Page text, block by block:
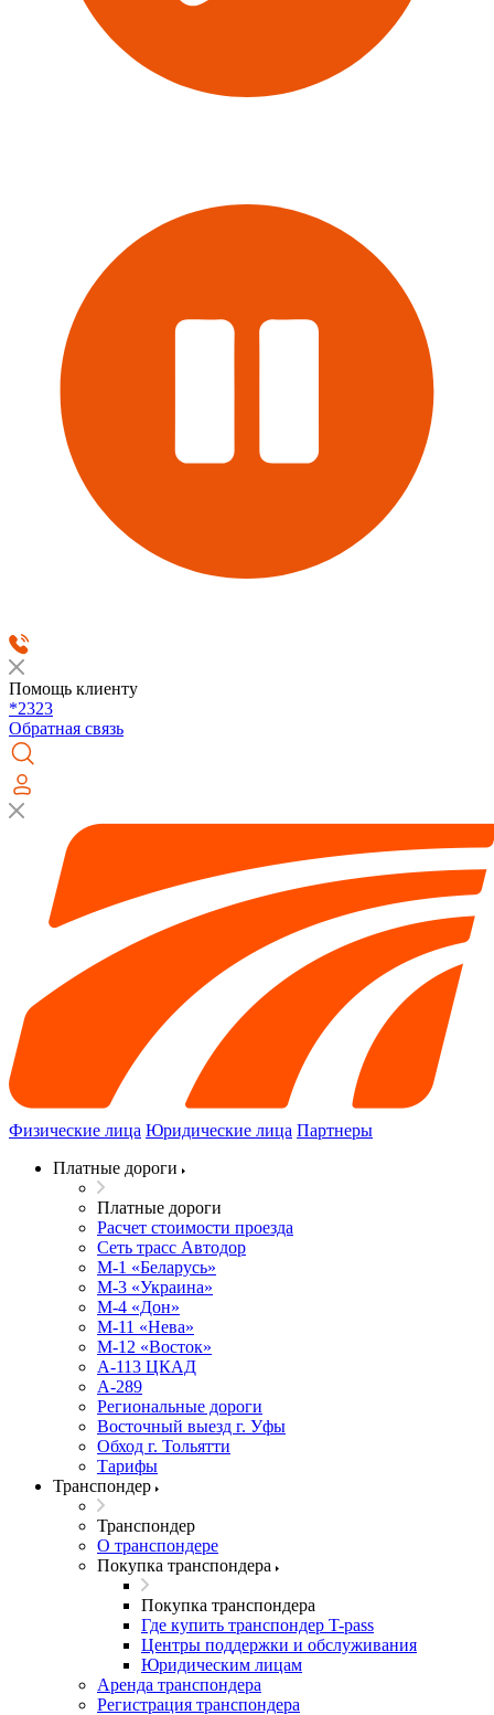
Помощь клиенту
*2323
Обратная связь
Физические лица Юридические лица Партнеры
Платные дороги
Платные дороги
Расчет стоимости проезда
Сеть трасс Автодор
М-1 «Беларусь»
М-3 «Украина»
М-4 «Дон»
М-11 «Нева»
М-12 «Восток»
А-113 ЦКАД
А-289
Региональные дороги
Восточный выезд г. Уфы
Обход г. Тольятти
Тарифы
Транспондер
Транспондер
О транспондере
Покупка транспондера
Покупка транспондера
Где купить транспондер T-pass
Центры поддержки и обслуживания
Юридическим лицам
Аренда транспондера
Регистрация транспондера